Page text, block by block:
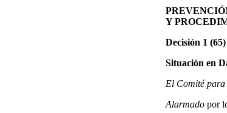
Y
Decisión 1 (65)
Situación en
El Comité
Alarmado por